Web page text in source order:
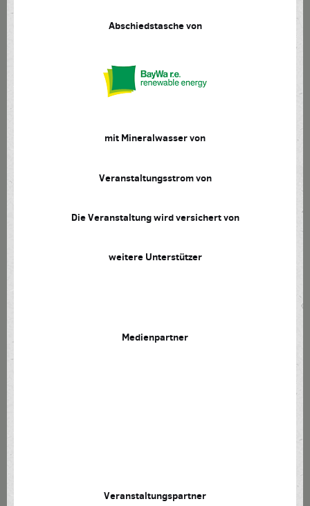
Abschiedstasche von
mit Mineralwasser von
Veranstaltungsstrom von
Die Veranstaltung wird versichert von
weitere Unterstützer
Medienpartner
Veranstaltungspartner